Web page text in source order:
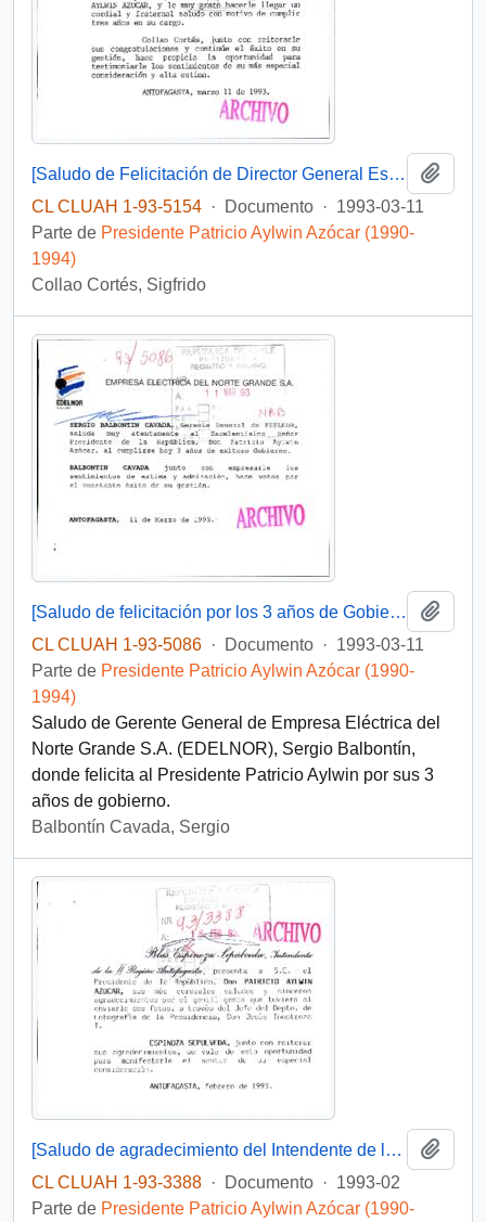
[Saludo de Felicitación de Director General Estudiantil de la Universidad del Norte por los 3 años del Gobierno de Patricio Aylwin]
CL CLUAH 1-93-5154 · Documento · 1993-03-11
Parte de Presidente Patricio Aylwin Azócar (1990-
1994)
Collao Cortés, Sigfrido
[Saludo de felicitación por los 3 años de Gobierno del Presidente Patricio Aylwin]
CL CLUAH 1-93-5086 · Documento · 1993-03-11
Parte de Presidente Patricio Aylwin Azócar (1990-
1994)
Saludo de Gerente General de Empresa Eléctrica del
Norte Grande S.A. (EDELNOR), Sergio Balbontín,
donde felicita al Presidente Patricio Aylwin por sus 3
años de gobierno.
Balbontín Cavada, Sergio
[Saludo de agradecimiento del Intendente de la II Región]
CL CLUAH 1-93-3388 · Documento · 1993-02
Parte de Presidente Patricio Aylwin Azócar (1990-